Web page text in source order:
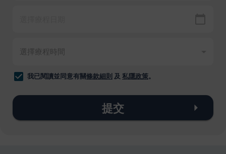
我已閱讀並同意有關條款細則 及 私隱政策。
提交